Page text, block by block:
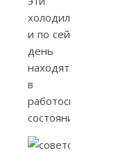
холодильники
и по сей
день
находятся
в
работоспособном
состоянии.